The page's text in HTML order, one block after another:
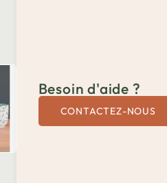
Besoin d'aide ?
CONTACTEZ-NOUS